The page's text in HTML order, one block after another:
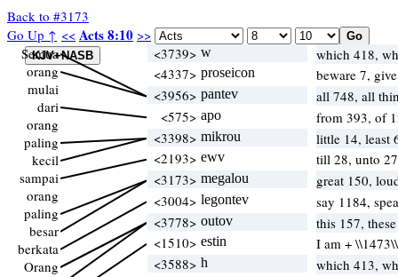
Back to #3173
Go Up ↑ << Acts 8:10 >>
Semua
orang
mulai
dari
orang
paling
kecil
sampai
orang
paling
besar
berkata
Orang
<3739> w
which 418,
<4337> proseicon
beware 7,
<3956> pantev
all 748, all
<575> apo
from 393, of
<3398> mikrou
little 14, least
<2193> ewv
till 28, unto
<3173> megalou
great 150,
<3004> legontev
say 1184,
<3778> outov
this 157,
<1510> estin
I am +
<3588> h
which 413,